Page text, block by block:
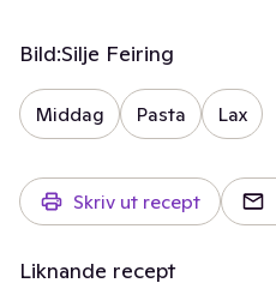
Bild:Silje Feiring
Middag Pasta Lax
Skriv ut recept
Liknande recept